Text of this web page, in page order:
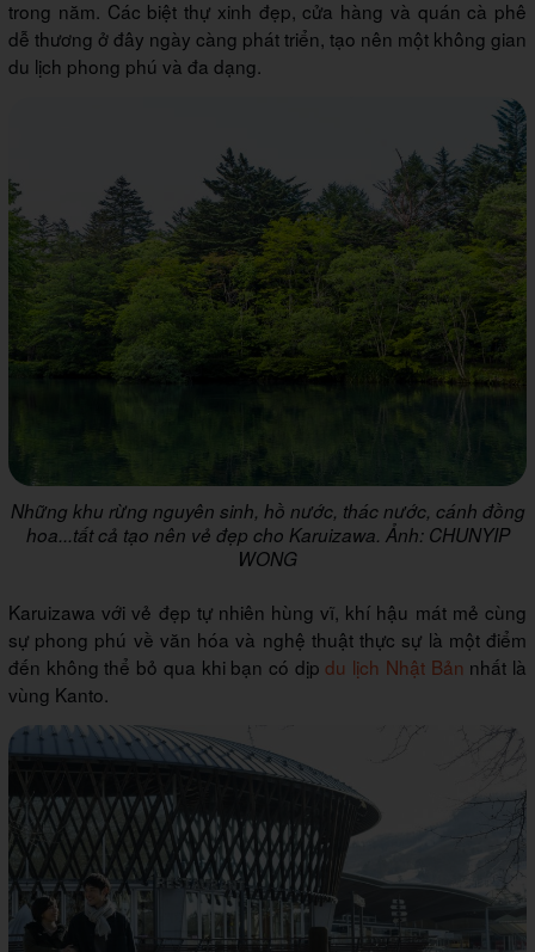
trong năm. Các biệt thự xinh đẹp, cửa hàng và quán cà phê
dễ thương ở đây ngày càng phát triển, tạo nên một không gian
du lịch phong phú và đa dạng.
Những khu rừng nguyên sinh, hồ nước, thác nước, cánh đồng
hoa...tất cả tạo nên vẻ đẹp cho Karuizawa. Ảnh: CHUNYIP
WONG
Karuizawa với vẻ đẹp tự nhiên hùng vĩ, khí hậu mát mẻ cùng
sự phong phú về văn hóa và nghệ thuật thực sự là một điểm
đến không thể bỏ qua khi bạn có dịpdu lịch Nhật Bản nhất là
vùng Kanto.